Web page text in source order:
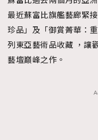
最近蘇富比旗艦藝廊緊
珍品」及「御賞菁華：
列東亞藝術品收藏 ，讓
藝壇巔峰之作。